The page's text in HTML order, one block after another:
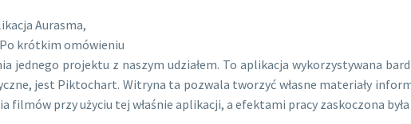
Aurasma,
krótkim omówieniu
jednego projektu z naszym udziałem. To aplikacja wykorzystywana
jest Piktochart. Witryna ta pozwala tworzyć własne materiały
przy użyciu tej właśnie aplikacji, a efektami pracy zaskoczona